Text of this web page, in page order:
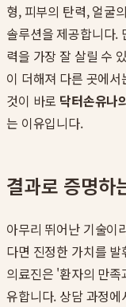
형, 피부의 탄력, 얼굴
솔루션을 제공합니다.
력을 가장 잘 살릴 수
이 더해져 다른 곳에
것이 바로 닥터손유나
는 이유입니다.
결과로 증명하
아무리 뛰어난 기술이
다면 진정한 가치를
의료진은 '환자의 만
유합니다. 상담 과정